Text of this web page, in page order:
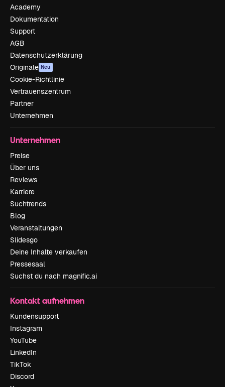
Academy
Dokumentation
Support
AGB
Datenschutzerklärung
Originale Neu
Cookie-Richtlinie
Vertrauenszentrum
Partner
Unternehmen
Unternehmen
Preise
Über uns
Reviews
Karriere
Suchtrends
Blog
Veranstaltungen
Slidesgo
Deine Inhalte verkaufen
Pressesaal
Suchst du nach magnific.ai
Kontakt aufnehmen
Kundensupport
Instagram
YouTube
LinkedIn
TikTok
Discord